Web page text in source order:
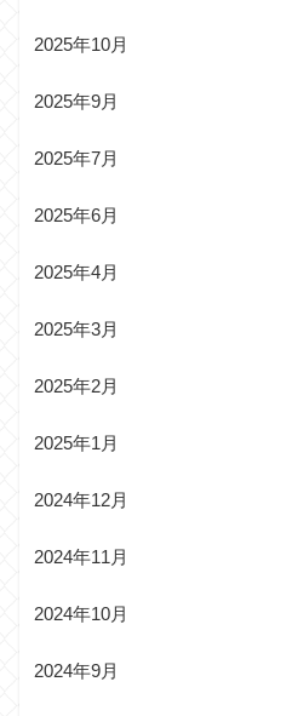
2025年10月
2025年9月
2025年7月
2025年6月
2025年4月
2025年3月
2025年2月
2025年1月
2024年12月
2024年11月
2024年10月
2024年9月